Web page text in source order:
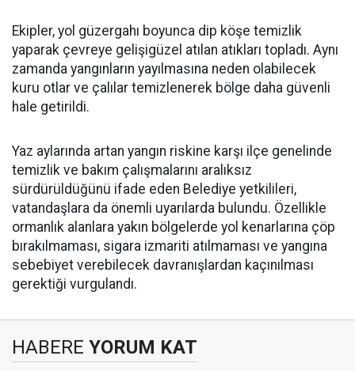
Ekipler, yol güzergahı boyunca dip köşe temizlik
yaparak çevreye gelişigüzel atılan atıkları topladı. Aynı
zamanda yangınların yayılmasına neden olabilecek
kuru otlar ve çalılar temizlenerek bölge daha güvenli
hale getirildi.
Yaz aylarında artan yangın riskine karşı ilçe genelinde
temizlik ve bakım çalışmalarını aralıksız
sürdürüldüğünü ifade eden Belediye yetkilileri,
vatandaşlara da önemli uyarılarda bulundu. Özellikle
ormanlık alanlara yakın bölgelerde yol kenarlarına çöp
bırakılmaması, sigara izmariti atılmaması ve yangına
sebebiyet verebilecek davranışlardan kaçınılması
gerektiği vurgulandı.
HABERE YORUM KAT